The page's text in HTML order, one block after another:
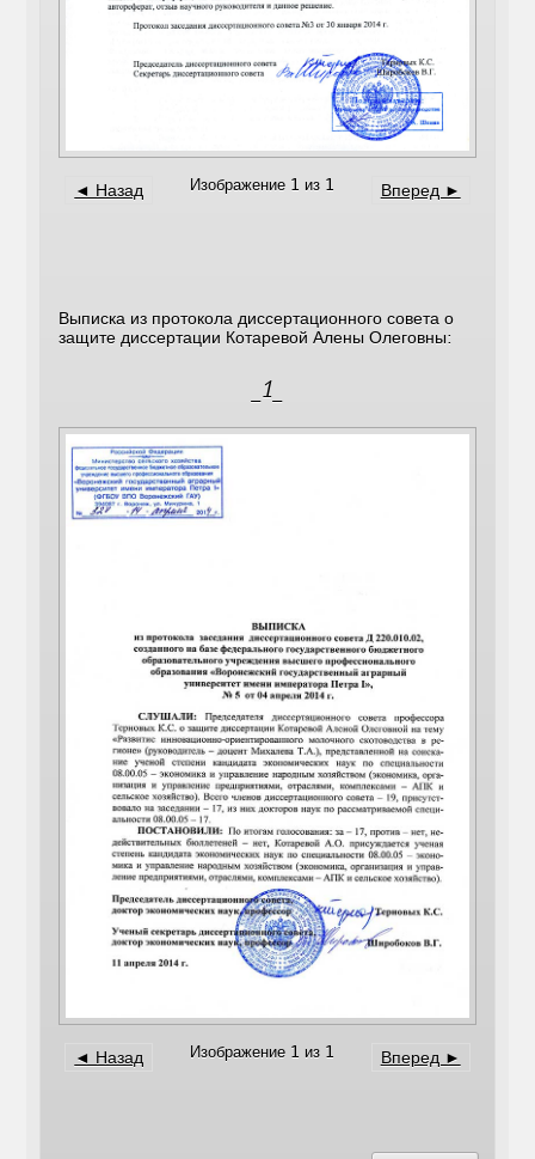
◄ Назад Вперед ►
Изображение 1 из 1
Выписка из протокола диссертационного совета о
защите диссертации Котаревой Алены Олеговны:
_1_
◄ Назад Вперед ►
Изображение 1 из 1